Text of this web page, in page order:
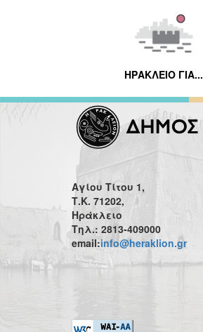
ΗΡΑΚΛΕΙΟ ΓΙΑ...
Αγίου Τίτου 1,
Τ.Κ. 71202,
Ηράκλειο
Τηλ.: 2813-409000
email:info@heraklion.gr